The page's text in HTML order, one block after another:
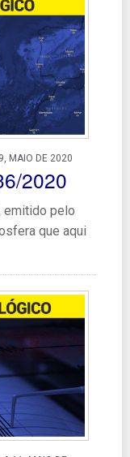
MAIO DE 2020
2020
emitido pelo
que aqui